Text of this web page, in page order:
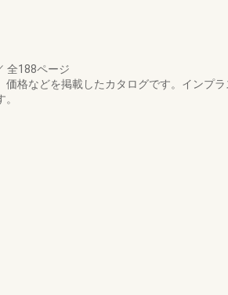
全188ページ
格などを掲載したカタログです。インプ